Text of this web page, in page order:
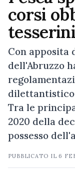
corsi
Con apposita
dell'Abruzzo
Tra le
2020 della
possesso
PUBBLICATO IL 6